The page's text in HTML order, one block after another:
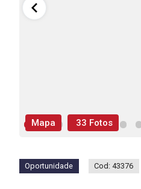
Mapa 33 Fotos
Oportunidade Cod: 43376